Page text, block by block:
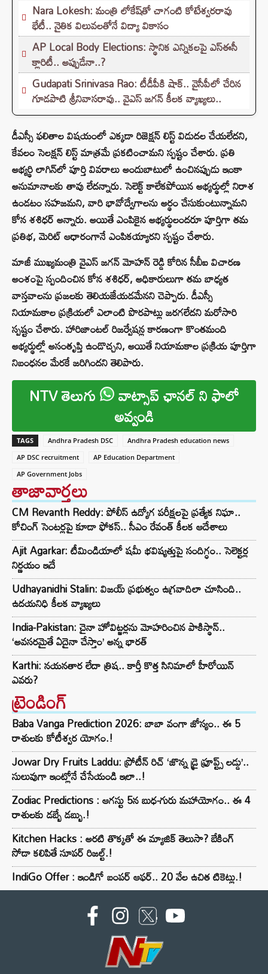
Nara Lokesh: మంత్రి లోకేష్‌తో చాగంటి కోటేశ్వరరావు
భేటీ.. నైతిక విలువలతోనే విద్యా వికాసం
AP Local Body Elections: స్థానిక ఎన్నికలపై ఎస్ఈసీ
క్లారిటీ.. అప్పుడేనా..?
Gudapati Srinivasa Rao: టీడీపీకి షాక్‌.. వైసీపీలో చేరిన
గూడపాటి శ్రీనివాసరావు.. వైఎస్‌ జగన్‌ కీలక వ్యాఖ్యలు..
డీఎస్సీ ఫలితాల విషయంలో ఎక్కడా రిజెక్షన్ లిస్ట్ విడుదల చేయలేదని,
కేవలం సెలక్షన్ లిస్ట్ మాత్రమే ప్రకటించామని స్పష్టం చేశారు. ప్రతి
అభ్యర్థి లాగిన్‌లో పూర్తి వివరాలు అందుబాటులో ఉంచినప్పుడు ఇంకా
అనుమానాలకు తావు లేదన్నారు. సెలెక్ట్ కాలేకపోయిన అభ్యర్థుల్లో నిరాశ
ఉండటం సహజమని, వారి భావోద్వేగాలను అర్థం చేసుకుంటున్నామని
కోన శశిధర్ అన్నారు. అయితే ఎంపికైన అభ్యర్థులందరూ పూర్తిగా తమ
ప్రతిభ, మెరిట్ ఆధారంగానే ఎంపికయ్యారని స్పష్టం చేశారు.
మాజీ ముఖ్యమంత్రి వైఎస్ జగన్ మోహన్ రెడ్డి కోరిన సీబీఐ విచారణ
అంశంపై స్పందించిన కోన శశిధర్, అధికారులుగా తమ బాధ్యత
వాస్తవాలను ప్రజలకు తెలియజేయడమేనని చెప్పారు. డీఎస్సీ
నియామకాల ప్రక్రియలో ఎలాంటి పొరపాట్లు జరగలేదని మరోసారి
స్పష్టం చేశారు. హారిజాంటల్ రిజర్వేషన్ల కారణంగా కొంతమంది
అభ్యర్థుల్లో అసంతృప్తి ఉండొచ్చని, అయితే నియామకాల ప్రక్రియ పూర్తిగా
నిబంధనల మేరకే జరిగిందని తెలిపారు.
NTV తెలుగు వాట్సాప్ ఛానల్ ని ఫాలో
అవ్వండి
TAGS Andhra Pradesh DSC
Andhra Pradesh education news
AP DSC recruitment
AP Education Department
AP Government Jobs
తాజావార్తలు
CM Revanth Reddy: పోలీస్ ఉద్యోగ పరీక్షలపై ప్రత్యేక నిఘా..
కోచింగ్ సెంటర్లపై కూడా ఫోకస్.. సీఎం రేవంత్ కీలక ఆదేశాలు
Ajit Agarkar: టీమిండియాలో షమీ భవిష్యత్తుపై సందిగ్ధం.. సెలెక్టర్ల
నిర్ణయం ఇదే
Udhayanidhi Stalin: విజయ్ ప్రభుత్వం ఉగ్రవాదిలా చూసింది..
ఉదయనిధి కీలక వ్యాఖ్యలు
India-Pakistan: చైనా హోవిట్జర్లను మోహరించిన పాకిస్థాన్..
‘అవసరమైతే ఏదైనా చేస్తాం’ అన్న భారత్
Karthi: నయనతార లేదా త్రిష.. కార్తీ కొత్త సినిమాలో హీరోయిన్
ఎవరు?
ట్రెండింగ్‌
Baba Vanga Prediction 2026: బాబా వంగా జోస్యం.. ఈ 5
రాశులకు కోటీశ్వర యోగం.!
Jowar Dry Fruits Laddu: ప్రోటీన్ రిచ్ ‘జొన్న డ్రై ఫ్రూప్ట్స్ లడ్డు’..
సులువుగా ఇంట్లోనే చేసేయండి ఇలా..!
Zodiac Predictions : ఆగస్టు 5న బుధ-గురు మహాయోగం.. ఈ 4
రాశులకు డబ్బే డబ్బు.!
Kitchen Hacks : అరటి తొక్కతో ఈ మ్యాజిక్ తెలుసా? బేకింగ్
సోడా కలిపితే సూపర్ రిజల్ట్.!
IndiGo Offer : ఇండిగో బంపర్ ఆఫర్.. 20 వేల ఉచిత టికెట్లు.!